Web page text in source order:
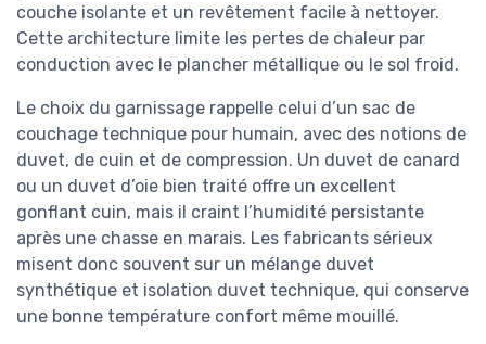
couche isolante et un revêtement facile à nettoyer.
Cette architecture limite les pertes de chaleur par
conduction avec le plancher métallique ou le sol froid.
Le choix du garnissage rappelle celui d’un sac de
couchage technique pour humain, avec des notions de
duvet, de cuin et de compression. Un duvet de canard
ou un duvet d’oie bien traité offre un excellent
gonflant cuin, mais il craint l’humidité persistante
après une chasse en marais. Les fabricants sérieux
misent donc souvent sur un mélange duvet
synthétique et isolation duvet technique, qui conserve
une bonne température confort même mouillé.